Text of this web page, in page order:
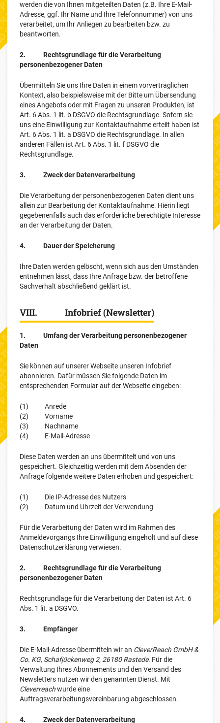
werden die von Ihnen mitgeteilten Daten (z.B. Ihre E-Mail-
Adresse, ggf. Ihr Name und Ihre Telefonnummer) von uns
verarbeitet, um Ihr Anliegen zu bearbeiten bzw. zu
beantworten.
2. Rechtsgrundlage für die Verarbeitung
personenbezogener Daten
Übermitteln Sie uns Ihre Daten in einem vorvertraglichen
Kontext, also beispielsweise mit der Bitte um Übersendung
eines Angebots oder mit Fragen zu unseren Produkten, ist
Art. 6 Abs. 1 lit. b DSGVO die Rechtsgrundlage. Sofern sie
uns eine Einwilligung zur Kontaktaufnahme erteilt haben ist
Art. 6 Abs. 1 lit. a DSGVO die Rechtsgrundlage. In allen
anderen Fällen ist Art. 6 Abs. 1 lit. f DSGVO die
Rechtsgrundlage.
3. Zweck der Datenverarbeitung
Die Verarbeitung der personenbezogenen Daten dient uns
allein zur Bearbeitung der Kontaktaufnahme. Hierin liegt
gegebenenfalls auch das erforderliche berechtigte Interesse
an der Verarbeitung der Daten.
4. Dauer der Speicherung
Ihre Daten werden gelöscht, wenn sich aus den Umständen
entnehmen lässt, dass Ihre Anfrage bzw. der betroffene
Sachverhalt abschließend geklärt ist.
VIII. Infobrief (Newsletter)
1. Umfang der Verarbeitung personenbezogener
Daten
Sie können auf unserer Webseite unseren Infobrief
abonnieren. Dafür müssen Sie folgende Daten im
entsprechenden Formular auf der Webseite eingeben:
(1) Anrede
(2) Vorname
(3) Nachname
(4) E-Mail-Adresse
Diese Daten werden an uns übermittelt und von uns
gespeichert. Gleichzeitig werden mit dem Absenden der
Anfrage folgende weitere Daten erhoben und gespeichert:
(1) Die IP-Adresse des Nutzers
(2) Datum und Uhrzeit der Verwendung
Für die Verarbeitung der Daten wird im Rahmen des
Anmeldevorgangs Ihre Einwilligung eingeholt und auf diese
Datenschutzerklärung verwiesen.
2. Rechtsgrundlage für die Verarbeitung
personenbezogener Daten
Rechtsgrundlage für die Verarbeitung der Daten ist Art. 6
Abs. 1 lit. a DSGVO.
3. Empfänger
Die E-Mail-Adresse übermitteln wir an CleverReach GmbH &
Co. KG, Schafjückenweg 2, 26180 Rastede. Für die
Verwaltung Ihres Abonnements und den Versand des
Newsletters nutzen wir den genannten Dienst. Mit
Cleverreachwurde eine
Auftragsverarbeitungsvereinbarung abgeschlossen.
4. Zweck der Datenverarbeitung